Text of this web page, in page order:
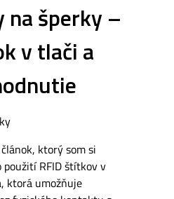
na šperky –
v tlači a
ktorý som si
RFID štítkov v
ktorá umožňuje